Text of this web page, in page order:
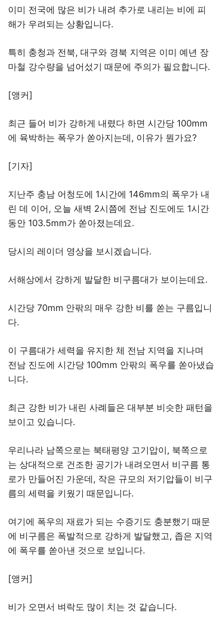
이미 전국에 많은 비가 내려 추가로 내리는 비에 피
해가 우려되는 상황입니다.
특히 충청과 전북, 대구와 경북 지역은 이미 예년 장
마철 강수량을 넘어섰기 때문에 주의가 필요합니다.
[앵커]
최근 들어 비가 강하게 내렸다 하면 시간당 100mm
에 육박하는 폭우가 쏟아지는데, 이유가 뭔가요?
[기자]
지난주 충남 어청도에 1시간에 146mm의 폭우가 내
린 데 이어, 오늘 새벽 2시쯤에 전남 진도에도 1시간
동안 103.5mm가 쏟아졌는데요.
당시의 레이더 영상을 보시겠습니다.
서해상에서 강하게 발달한 비구름대가 보이는데요.
시간당 70mm 안팎의 매우 강한 비를 쏟는 구름입니
다.
이 구름대가 세력을 유지한 체 전남 지역을 지나며
전남 진도에 시간당 100mm 안팎의 폭우를 쏟아냈습
니다.
최근 강한 비가 내린 사례들은 대부분 비슷한 패턴을
보이고 있습니다.
우리나라 남쪽으로는 북태평양 고기압이, 북쪽으로
는 상대적으로 건조한 공기가 내려오면서 비구름 통
로가 만들어진 가운데, 작은 규모의 저기압들이 비구
름의 세력을 키웠기 때문입니다.
여기에 폭우의 재료가 되는 수증기도 충분했기 때문
에 비구름은 폭발적으로 강하게 발달했고, 좁은 지역
에 폭우를 쏟아낸 것으로 보입니다.
[앵커]
비가 오면서 벼락도 많이 치는 것 같습니다.